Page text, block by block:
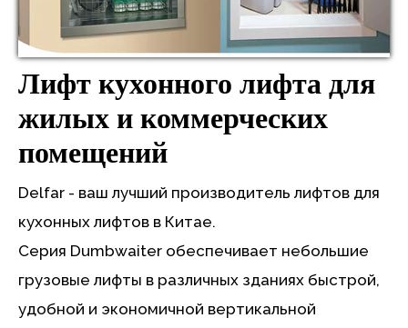
Лифт кухонного лифта для
жилых и коммерческих
помещений
Delfar - ваш лучший производитель лифтов для
кухонных лифтов в Китае.
Серия Dumbwaiter обеспечивает небольшие
грузовые лифты в различных зданиях быстрой,
удобной и экономичной вертикальной